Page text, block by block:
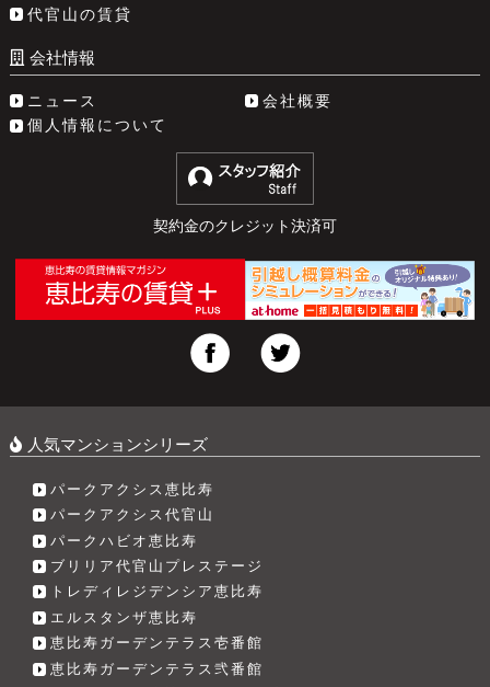
代官山の賃貸
会社情報
ニュース
会社概要
個人情報について
契約金のクレジット決済可
人気マンションシリーズ
パークアクシス恵比寿
パークアクシス代官山
パークハビオ恵比寿
ブリリア代官山プレステージ
トレディレジデンシア恵比寿
エルスタンザ恵比寿
恵比寿ガーデンテラス壱番館
恵比寿ガーデンテラス弐番館